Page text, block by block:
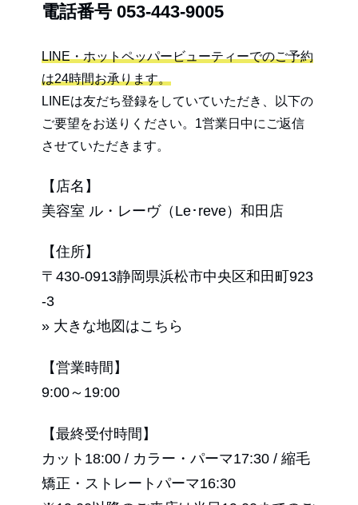
電話番号 053-443-9005
LINE・ホットペッパービューティーでのご予約
は24時間お承ります。
LINEは友だち登録をしていていただき、以下の
ご要望をお送りください。1営業日中にご返信
させていただきます。
【店名】
美容室 ル・レーヴ（Le･reve）和田店
【住所】
〒430-0913静岡県浜松市中央区和田町923
-3
» 大きな地図はこちら
【営業時間】
9:00～19:00
【最終受付時間】
カット18:00 / カラー・パーマ17:30 / 縮毛
矯正・ストレートパーマ16:30